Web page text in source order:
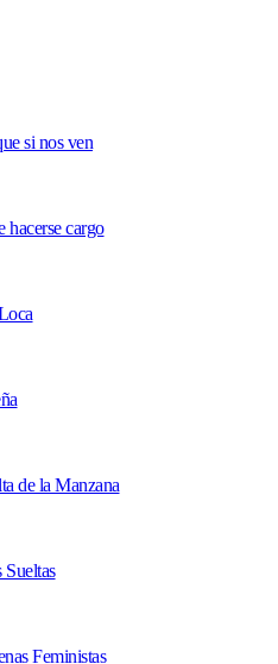
si nos ven
hacerse cargo
de la Manzana
Feministas